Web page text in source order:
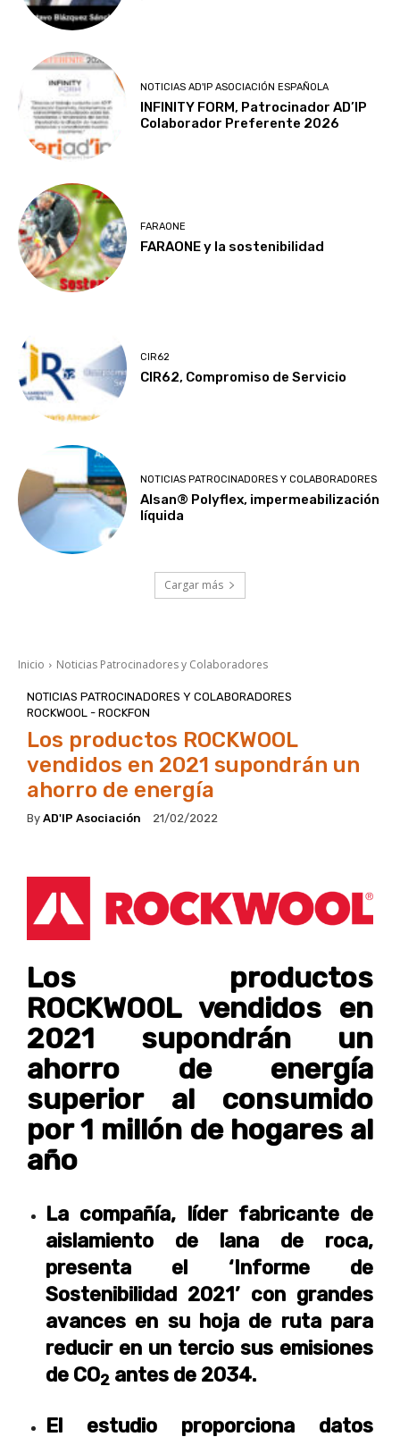
NOTICIAS AD'IP ASOCIACIÓN ESPAÑOLA
INFINITY FORM, Patrocinador AD’IP
Colaborador Preferente 2026
FARAONE
FARAONE y la sostenibilidad
CIR62
CIR62, Compromiso de Servicio
NOTICIAS PATROCINADORES Y COLABORADORES
Alsan® Polyflex, impermeabilización
líquida
Cargar más